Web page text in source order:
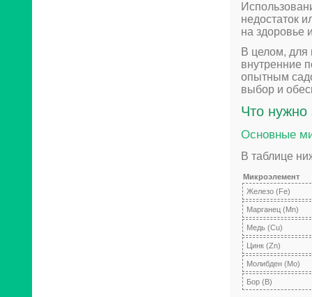
недостаток
на здоровье
В целом, для
внутренние
опытным
выбор и
Что нужно
Основные
В таблице
Микроэлемент
Железо (Fe)
Марганец (Mn)
Медь (Cu)
Цинк (Zn)
Молибден (Mo)
Бор (В)